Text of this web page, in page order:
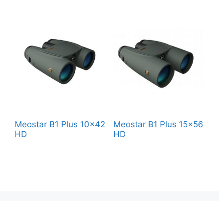
Meostar B1 Plus 10×42
HD
Meostar B1 Plus 15×56
HD